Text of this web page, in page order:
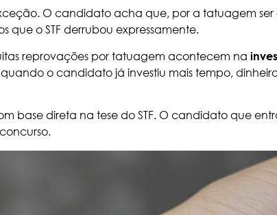
O candidato acha que, por a tatuagem
que o STF derrubou expressamente.
reprovações por tatuagem acontecem na
o candidato já investiu mais tempo,
base direta na tese do STF. O candidato que